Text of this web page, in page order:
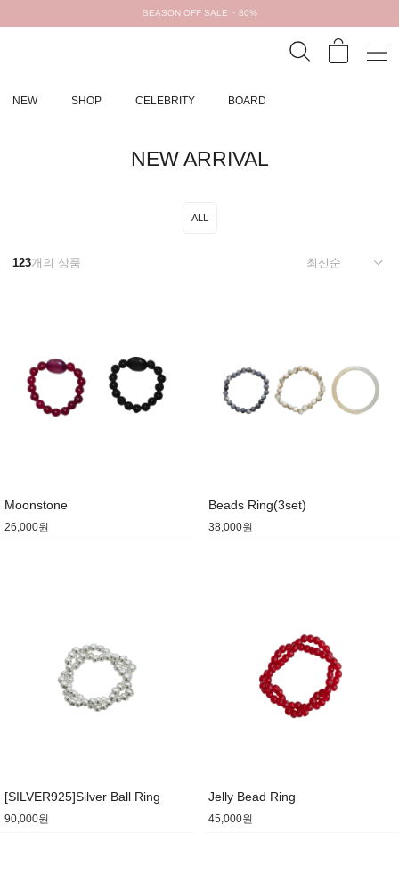
SEASON OFF SALE ~ 80%
NEW SHOP CELEBRITY BOARD
NEW ARRIVAL
ALL
123개의 상품
Moonstone
26,000원
Beads Ring(3set)
38,000원
[SILVER925]Silver Ball Ring
90,000원
Jelly Bead Ring
45,000원